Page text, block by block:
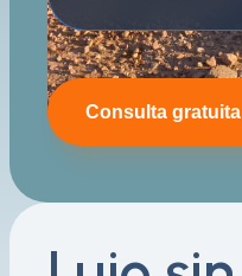
Consulta gratuita